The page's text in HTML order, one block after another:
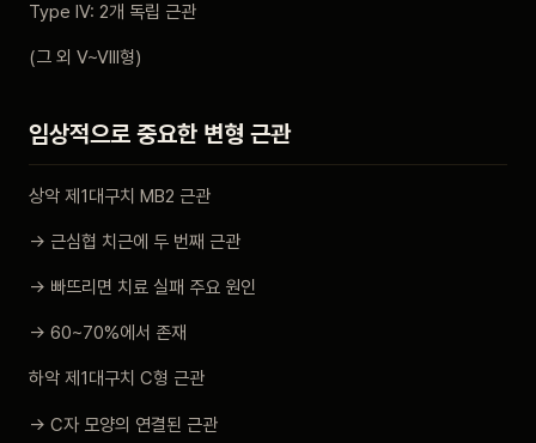
Type IV: 2개 독립 근관
(그 외 V~VIII형)
임상적으로 중요한 변형 근관
상악 제1대구치 MB2 근관
→ 근심협 치근에 두 번째 근관
→ 빠뜨리면 치료 실패 주요 원인
→ 60~70%에서 존재
하악 제1대구치 C형 근관
→ C자 모양의 연결된 근관